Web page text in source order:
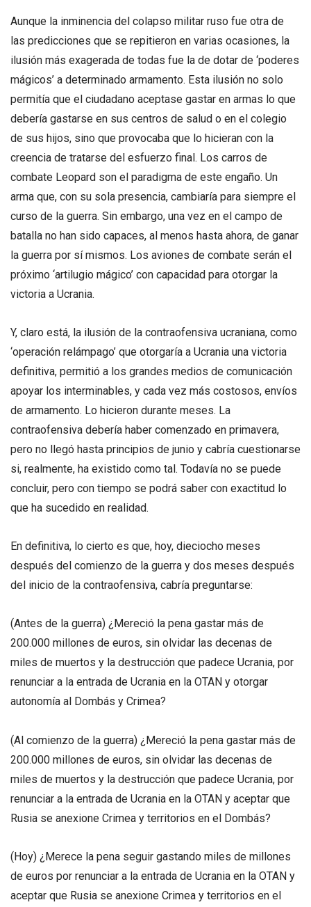
Aunque la inminencia del colapso militar ruso fue otra de
las predicciones que se repitieron en varias ocasiones, la
ilusión más exagerada de todas fue la de dotar de ‘poderes
mágicos’ a determinado armamento. Esta ilusión no solo
permitía que el ciudadano aceptase gastar en armas lo que
debería gastarse en sus centros de salud o en el colegio
de sus hijos, sino que provocaba que lo hicieran con la
creencia de tratarse del esfuerzo final. Los carros de
combate Leopard son el paradigma de este engaño. Un
arma que, con su sola presencia, cambiaría para siempre el
curso de la guerra. Sin embargo, una vez en el campo de
batalla no han sido capaces, al menos hasta ahora, de ganar
la guerra por sí mismos. Los aviones de combate serán el
próximo ‘artilugio mágico’ con capacidad para otorgar la
victoria a Ucrania.
Y, claro está, la ilusión de la contraofensiva ucraniana, como
‘operación relámpago’ que otorgaría a Ucrania una victoria
definitiva, permitió a los grandes medios de comunicación
apoyar los interminables, y cada vez más costosos, envíos
de armamento. Lo hicieron durante meses. La
contraofensiva debería haber comenzado en primavera,
pero no llegó hasta principios de junio y cabría cuestionarse
si, realmente, ha existido como tal. Todavía no se puede
concluir, pero con tiempo se podrá saber con exactitud lo
que ha sucedido en realidad.
En definitiva, lo cierto es que, hoy, dieciocho meses
después del comienzo de la guerra y dos meses después
del inicio de la contraofensiva, cabría preguntarse:
(Antes de la guerra) ¿Mereció la pena gastar más de
200.000 millones de euros, sin olvidar las decenas de
miles de muertos y la destrucción que padece Ucrania, por
renunciar a la entrada de Ucrania en la OTAN y otorgar
autonomía al Dombás y Crimea?
(Al comienzo de la guerra) ¿Mereció la pena gastar más de
200.000 millones de euros, sin olvidar las decenas de
miles de muertos y la destrucción que padece Ucrania, por
renunciar a la entrada de Ucrania en la OTAN y aceptar que
Rusia se anexione Crimea y territorios en el Dombás?
(Hoy) ¿Merece la pena seguir gastando miles de millones
de euros por renunciar a la entrada de Ucrania en la OTAN y
aceptar que Rusia se anexione Crimea y territorios en el